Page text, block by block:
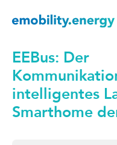
EEBus: Der
intelligentes
Smarthome